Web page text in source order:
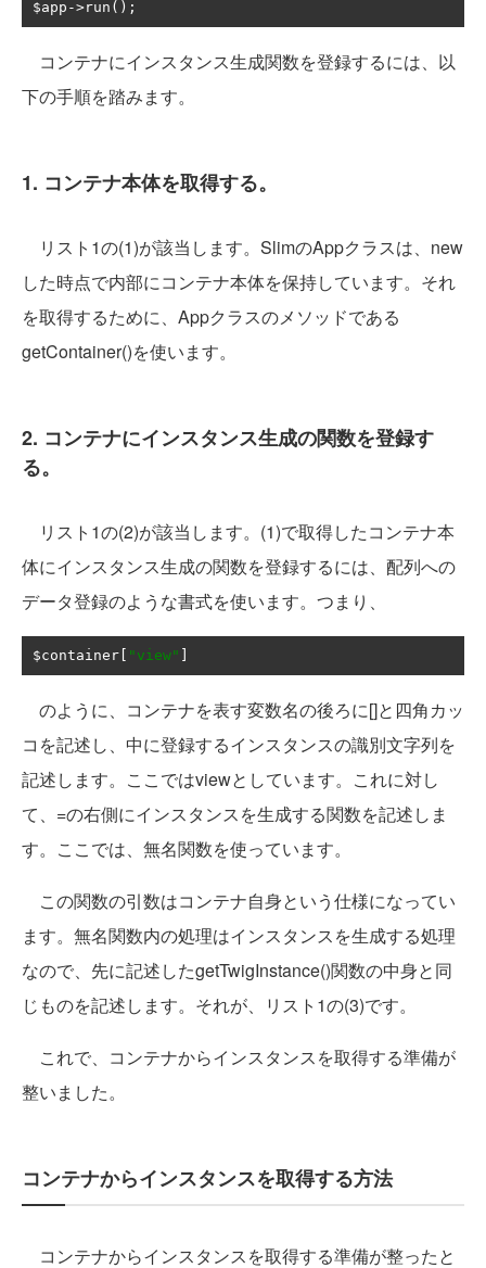
$app ->run ();
コンテナにインスタンス生成関数を登録するには、以
下の手順を踏みます。
1. コンテナ本体を取得する。
リスト1の(1)が該当します。SlimのAppクラスは、new
した時点で内部にコンテナ本体を保持しています。それ
を取得するために、Appクラスのメソッドである
getContainer()を使います。
2. コンテナにインスタンス生成の関数を登録す
る。
リスト1の(2)が該当します。(1)で取得したコンテナ本
体にインスタンス生成の関数を登録するには、配列への
データ登録のような書式を使います。つまり、
$container [ "view" ]
のように、コンテナを表す変数名の後ろに[]と四角カッ
コを記述し、中に登録するインスタンスの識別文字列を
記述します。ここではviewとしています。これに対し
て、=の右側にインスタンスを生成する関数を記述しま
す。ここでは、無名関数を使っています。
この関数の引数はコンテナ自身という仕様になってい
ます。無名関数内の処理はインスタンスを生成する処理
なので、先に記述したgetTwigInstance()関数の中身と同
じものを記述します。それが、リスト1の(3)です。
これで、コンテナからインスタンスを取得する準備が
整いました。
コンテナからインスタンスを取得する方法
コンテナからインスタンスを取得する準備が整ったと